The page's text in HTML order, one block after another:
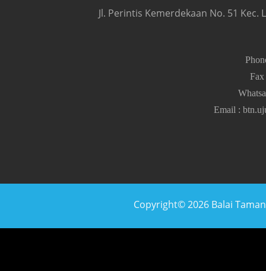
Jl. Perintis Kemerdekaan No. 51
Fax
Email :
Copyright© 2026 Balai